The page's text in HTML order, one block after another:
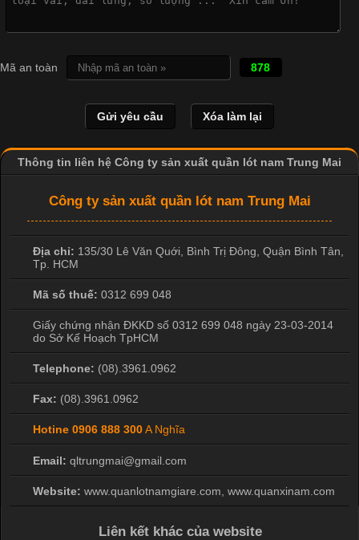
May Mặc Trong ngành in ấn và thời trang, in chuyển nhiệt đang
là một trong những công nghệ phổ biến nhờ khả năng tạo ra
dụng rộng rãi trong sản xuất áo thun, đồ thể thao
Mã an toàn 878
Thông tin liên hệ Công ty sản xuất quần lót nam Trung Mai
Công ty sản xuất quần lót nam Trung Mai
Địa chỉ: 135/30 Lê Văn Quới, Bình Trị Đông Quận Bình Tân
Tp. HCM
Mã số thuế: 0312 699 048
Giấy chứng nhận ĐKKD số 0312 699 048 ngày 23-03-2014
do Sở Kế Hoạch TpHCM
Telephone: (08).3961.0962
Fax: (08).3961.0962
Hotine 0906 888 300A Nghĩa
Email: qltrungmai@gmail.com
Website: www.quanlotnamgiare.com, www.quanxinam.com
Liên kết khác của website